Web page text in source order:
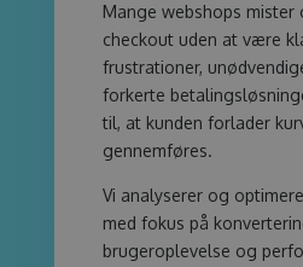
Mange webshops
checkout uden at være
frustrationer,
forkerte
til, at kunden forlader
gennemføres.
Vi analyserer og
med fokus på
brugeroplevelse og